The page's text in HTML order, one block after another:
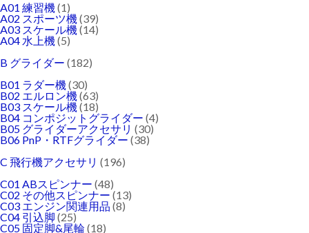
A01 練習機(1)
A02 スポーツ機(39)
A03 スケール機(14)
A04 水上機(5)
B グライダー (182)
B01 ラダー機(30)
B02 エルロン機(63)
B03 スケール機(18)
B04 コンポジットグライダー (4)
B05 グライダーアクセサリ (30)
B06 PnP・RTFグライダー (38)
C 飛行機アクセサリ (196)
C01 ABスピンナー (48)
C02 その他スピンナー (13)
C03 エンジン関連用品 (8)
C04 引込脚 (25)
C05 固定脚&尾輪(18)